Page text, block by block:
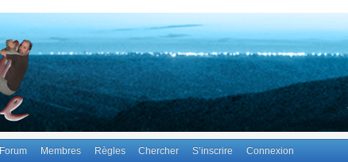
Forum Membres Règles Chercher S’inscrire Connexion